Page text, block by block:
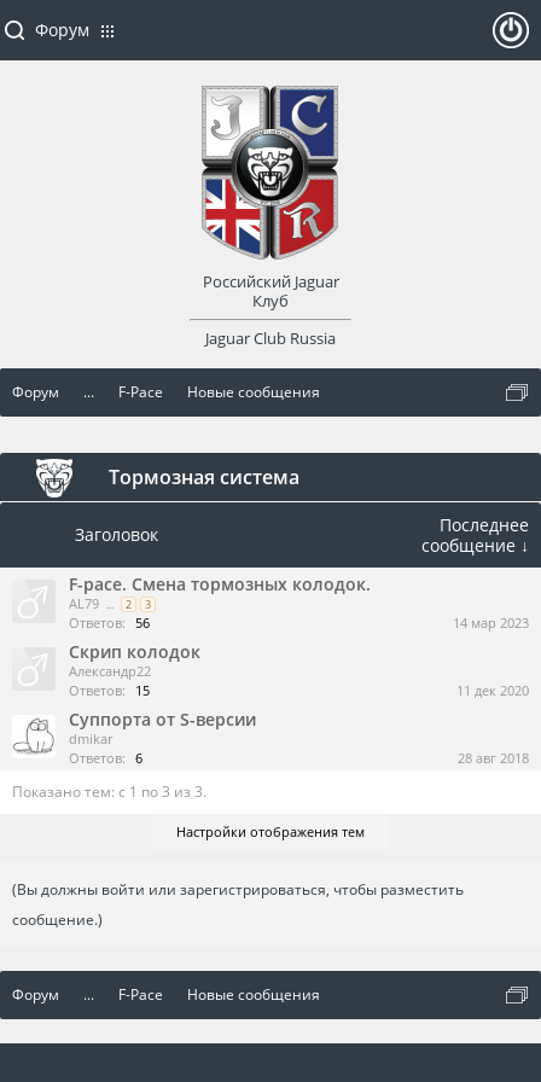
Форум ... F-Pace Новые сообщения
Тормозная система
Заголовок
Последнее
сообщение ↓
F-pace. Смена тормозных колодок.
AL79 ... 2 3
Ответов: 56 14 мар 2023
Скрип колодок
Александр22
Ответов:
15 11 дек 2020
Суппорта от S-версии
dmikar
Ответов: 6 28 авг 2018
Показано тем: с 1 по 3 из 3.
Настройки отображения тем
(Вы должны войти или зарегистрироваться, чтобы разместить
сообщение.)
Форум ... F-Pace Новые сообщения
Форум
Российский Jaguar
Клуб
Jaguar Club Russia
оват